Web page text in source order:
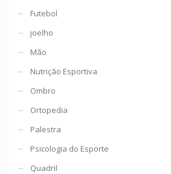
Futebol
joelho
Mão
Nutrição Esportiva
Ombro
Ortopedia
Palestra
Psicologia do Esporte
Quadril